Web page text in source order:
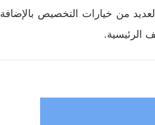
من خيارات التخصيص بالإضافة